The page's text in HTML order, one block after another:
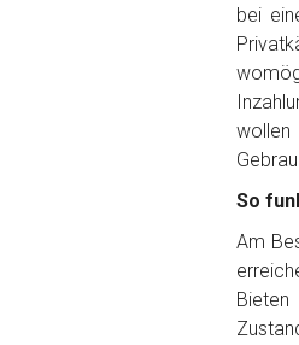
bei
wollen
So
Am
Bieten